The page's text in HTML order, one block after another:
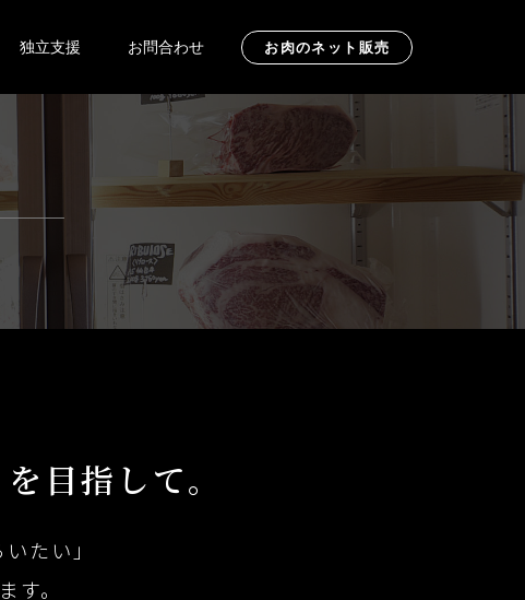
独立支援 お問合わせ お肉のネット販売
目指して。
たい」
す。